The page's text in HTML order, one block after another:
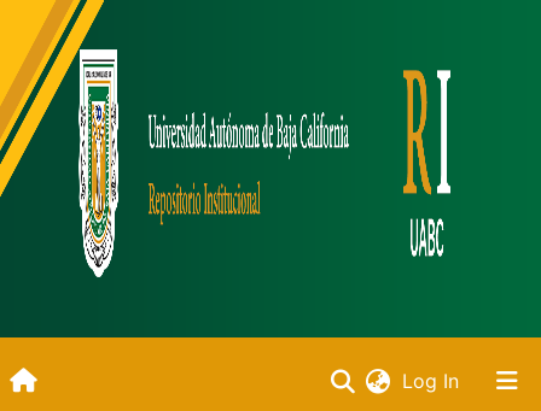
Log In(current)